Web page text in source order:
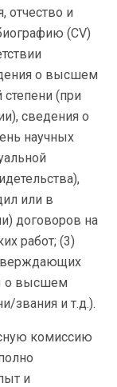
отчество и
(CV)
о высшем
(при
сведения о
научных
или в
договоров на
работ; (3)
о высшем
звания и т.д.).
комиссию
и